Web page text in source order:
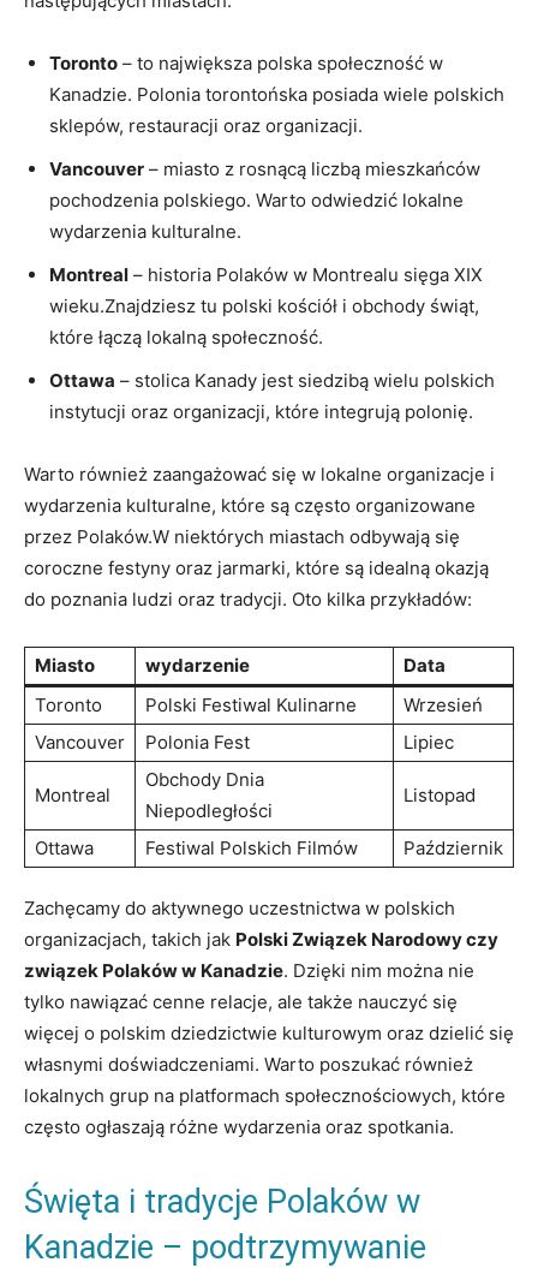
Toronto – to największa polska społeczność w
Kanadzie. Polonia torontońska posiada wiele polskich
sklepów, restauracji oraz organizacji.
Vancouver – miasto z rosnącą liczbą mieszkańców
pochodzenia polskiego. Warto odwiedzić lokalne
wydarzenia kulturalne.
Montreal – historia Polaków w Montrealu sięga XIX
wieku.Znajdziesz tu polski kościół i obchody świąt,
które łączą lokalną społeczność.
Ottawa – stolica Kanady jest siedzibą wielu polskich
instytucji oraz organizacji, które integrują polonię.
Warto również zaangażować się w lokalne organizacje i
wydarzenia kulturalne, które są często organizowane
przez Polaków.W niektórych miastach odbywają się
coroczne festyny oraz jarmarki, które są idealną okazją
do poznania ludzi oraz tradycji. Oto kilka przykładów:
Miasto wydarzenie
Data
Toronto
Polski Festiwal Kulinarne
Wrzesień
Vancouver
Polonia Fest Lipiec
Montreal
Obchody Dnia
Niepodległości
Listopad
Ottawa Festiwal Polskich Filmów Październik
Zachęcamy do aktywnego uczestnictwa w polskich
organizacjach, takich jak Polski Związek Narodowy czy
związek Polaków w Kanadzie. Dzięki nim można nie
tylko nawiązać cenne relacje, ale także nauczyć się
więcej o polskim dziedzictwie kulturowym oraz dzielić się
własnymi doświadczeniami. Warto poszukać również
lokalnych grup na platformach społecznościowych, które
często ogłaszają różne wydarzenia oraz spotkania.
Święta i tradycje Polaków w
Kanadzie – podtrzymywanie